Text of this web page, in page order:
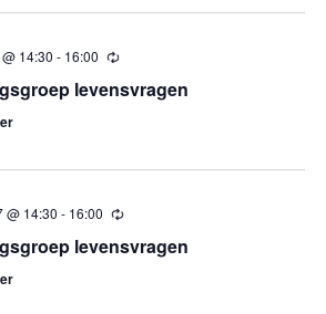
14:30 - 16:00 Terugkerend
levensvragen
@ 14:30 - 16:00 Terugkerend
levensvragen